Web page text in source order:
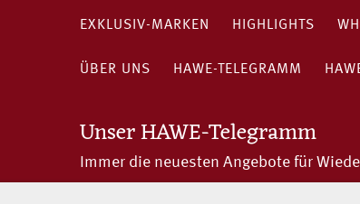
EXKLUSIV-MARKEN HIGHLIGHTS
ÜBER UNS HAWE-TELEGRAMM
Unser HAWE-Telegramm
Immer die neuesten Angebote für